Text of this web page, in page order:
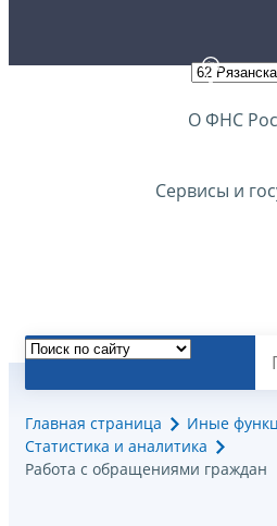
О ФНС
Сервисы и
Главная страница
Иные
Статистика и аналитика
Работа с обращениями граждан